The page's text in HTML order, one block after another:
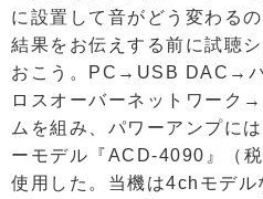
に設置して音がどう変わる
結果をお伝えする前に試聴
おこう。PC→USB DAC→
ロスオーバーネットワーク
ムを組み、パワーアンプに
ーモデル『ACD-4090』（
使用した。当機は4chモデ